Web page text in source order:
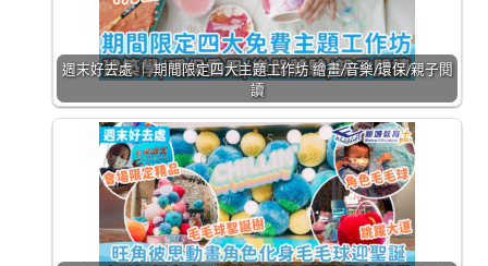
週末好去處 ｜ 期間限定四大主題工作坊 繪畫/音樂/環保/親子閱
讀